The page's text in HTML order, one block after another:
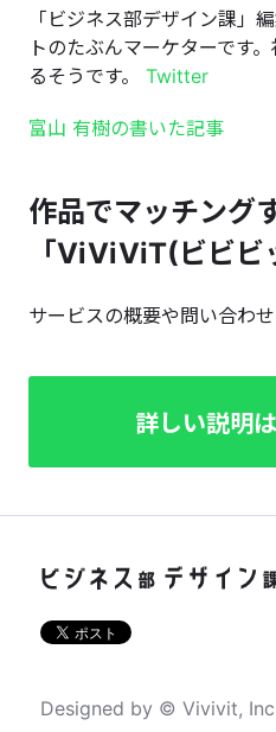
「ビジネス部デザイン課」
トのたぶんマーケターです
るそうです。 Twitter
富山 有樹の書いた記事
作品でマッチング
「ViViViT(ビビビ
サービスの概要や問い合わ
詳しい説明
Designed by © Vivivit,